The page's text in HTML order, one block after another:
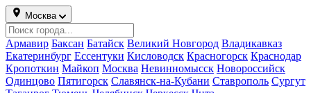
Москва
Армавир Баксан Батайск Великий Новгород Владикавказ
Екатеринбург Ессентуки Кисловодск Красногорск Краснодар
Кропоткин Майкоп Москва Невинномысск Новороссийск
Одинцово Пятигорск Славянск-на-Кубани Ставрополь Сургут